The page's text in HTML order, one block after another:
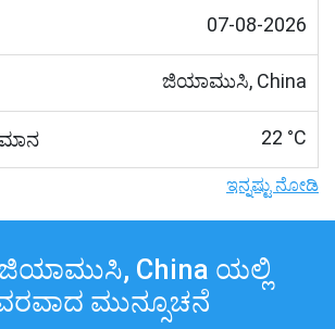
07-08-2026
ಜಿಯಾಮುಸಿ, China
22 °C
ಇನ್ನಷ್ಟು ನೋಡಿ
China ಯಲ್ಲಿ
ಮುನ್ಸೂಚನೆ